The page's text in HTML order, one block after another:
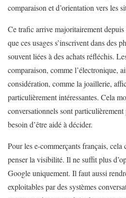
comparaison et d’orientation vers les
Ce trafic arrive majoritairement
que ces usages s’inscrivent dans des
souvent liées à des achats réfléchis.
comparaison, comme l’électronique,
considération, comme la joaillerie,
particulièrement intéressantes. Cela
conversationnels sont
besoin d’être aidé à décider.
Pour les e-commerçants français, cela
penser la visibilité. Il ne suffit plus
Google uniquement. Il faut aussi
exploitables par des systèmes